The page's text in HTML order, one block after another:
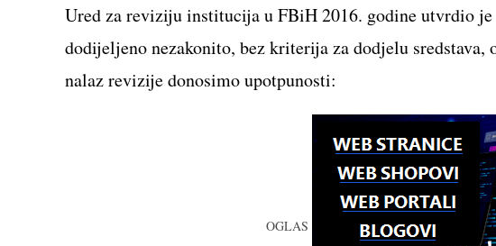
Ured za reviziju institucija u FBiH 2016. godine utvrdio
dodijeljeno nezakonito, bez kriterija za dodjelu sredstava,
nalaz revizije donosimo upotpunosti:
OGLAS